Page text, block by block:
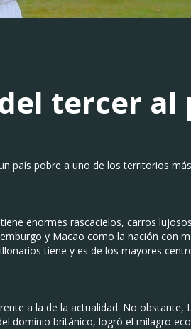
tercer al
país pobre a uno de los territorios
enormes rascacielos, carros
y Macao como la nación con
tiene y es de los mayores
a la de la actualidad. No obstante,
dominio británico, logró el milagro